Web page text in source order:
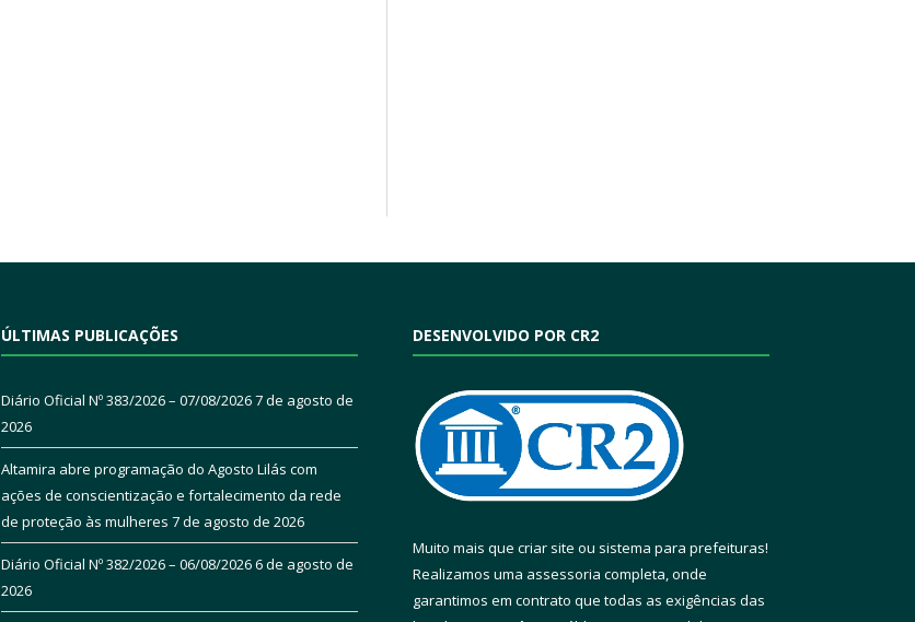
ÚLTIMAS PUBLICAÇÕES
Diário Oficial Nº 383/2026 – 07/08/20267 de agosto de
2026
Altamira abre programação do Agosto Lilás com
ações de conscientização e fortalecimento da rede
de proteção às mulheres 7 de agosto de 2026
Diário Oficial Nº 382/2026 – 06/08/20266 de agosto de
2026
DESENVOLVIDO POR CR2
Muito mais que criar site ou sistema para prefeituras!
Realizamos uma assessoria completa, onde
garantimos em contrato que todas as exigências das